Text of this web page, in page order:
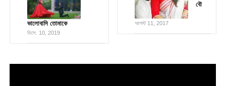
ভালোবাসি তোমাকে
ডিসে. 10, 2019
বৌ
আগস্ট 11, 2017